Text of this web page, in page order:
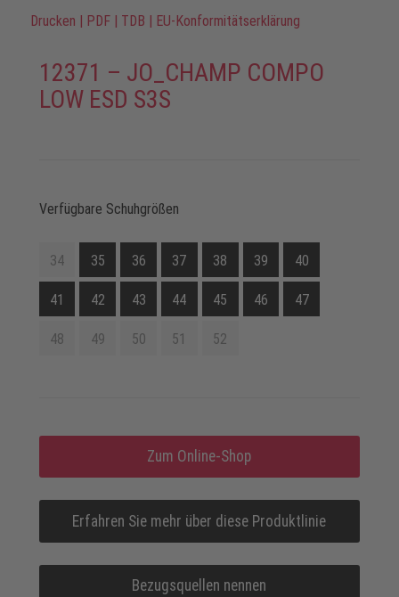
Drucken | PDF | TDB | EU-Konformitätserklärung
12371 – JO_CHAMP COMPO
LOW ESD S3S
Verfügbare Schuhgrößen
34 35 36 37 38 39 40
41 42 43 44 45 46 47
48 49 50 51 52
Zum Online-Shop
Erfahren Sie mehr über diese Produktlinie
Bezugsquellen nennen